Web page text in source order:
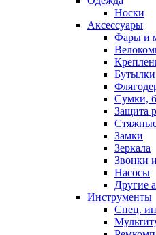
Носки
Аксессуары
Фары и
Сумки,
Защита
Замки
Зеркала
Звонки
Насосы
Другие
Инструменты
Спец.